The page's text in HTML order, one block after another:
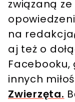
związaną
na
aj też o
innych
Zwierzęta.